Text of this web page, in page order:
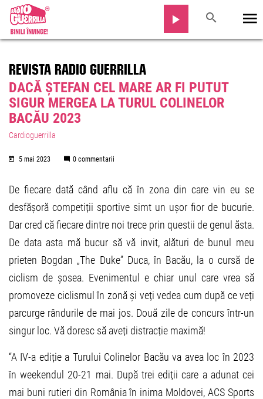
REVISTA RADIO GUERRILLA
DACĂ ȘTEFAN CEL MARE AR FI PUTUT
SIGUR MERGEA LA TURUL COLINELOR
BACĂU 2023
Cardioguerrilla
5 mai 2023 0 commentarii
De fiecare dată când aflu că în zona din care vin eu se
desfășoră competiții sportive simt un ușor fior de bucurie.
Dar cred că fiecare dintre noi trece prin questii de genul ăsta.
De data asta mă bucur să vă invit, alături de bunul meu
prieten Bogdan „The Duke” Duca, în Bacău, la o cursă de
ciclism de șosea. Evenimentul e chiar unul care vrea să
promoveze ciclismul în zonă și veți vedea cum după ce veți
parcurge rândurile de mai jos. Două zile de concurs într-un
singur loc. Vă doresc să aveți distracție maximă!
“A IV-a ediție a Turului Colinelor Bacău va avea loc în 2023
în weekendul 20-21 mai. După trei ediții care a adunat cei
mai buni rutieri din România în inima Moldovei, ACS Sports